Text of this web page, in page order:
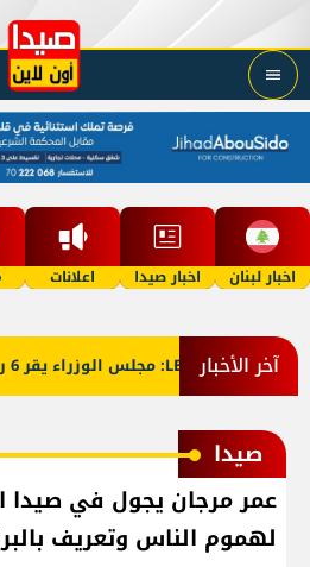
اخبار لبنان اخبار صيدا اعلانات
آخر الأخبار
صيدا
عمر مرجان يجول في صيدا
لهموم الناس وتعريف